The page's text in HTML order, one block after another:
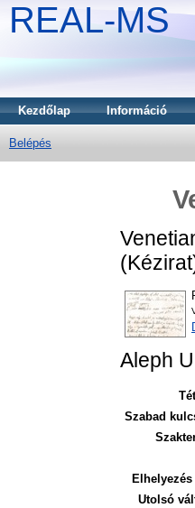
REAL-MS
Kezdőlap Információ
Belépés
Aleph
Szabad
Utolsó